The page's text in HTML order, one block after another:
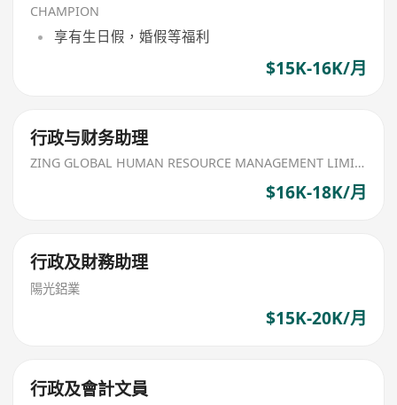
CHAMPION
享有生日假，婚假等福利
$15K-16K/月
行政与财务助理
ZING GLOBAL HUMAN RESOURCE MANAGEMENT LIMITED
$16K-18K/月
行政及財務助理
陽光鋁業
$15K-20K/月
行政及會計文員